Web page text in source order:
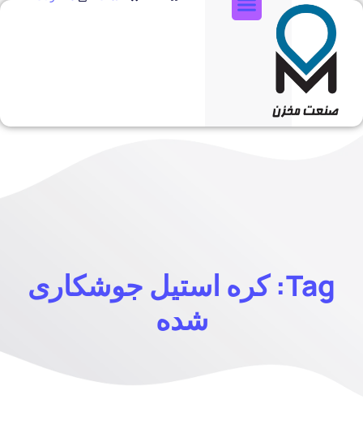
Tag: کره استیل جوشکاری
شده